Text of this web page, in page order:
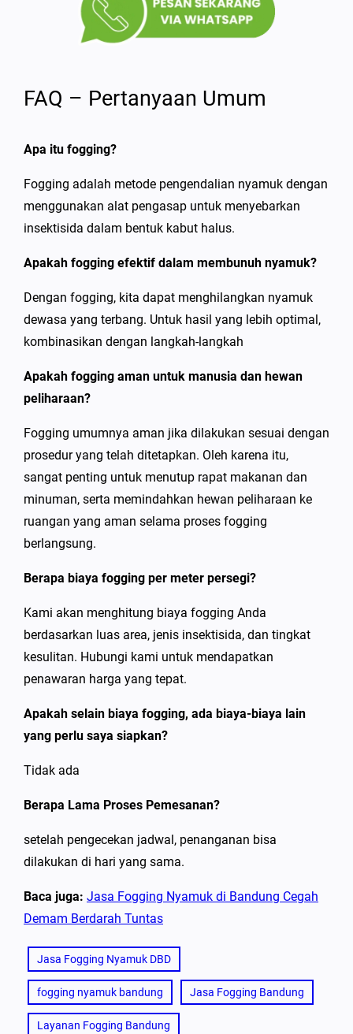
FAQ – Pertanyaan Umum
Apa itu fogging?
Fogging adalah metode pengendalian nyamuk dengan
menggunakan alat pengasap untuk menyebarkan
insektisida dalam bentuk kabut halus.
Apakah fogging efektif dalam membunuh nyamuk?
Dengan fogging, kita dapat menghilangkan nyamuk
dewasa yang terbang. Untuk hasil yang lebih optimal,
kombinasikan dengan langkah-langkah
Apakah fogging aman untuk manusia dan hewan
peliharaan?
Fogging umumnya aman jika dilakukan sesuai dengan
prosedur yang telah ditetapkan. Oleh karena itu,
sangat penting untuk menutup rapat makanan dan
minuman, serta memindahkan hewan peliharaan ke
ruangan yang aman selama proses fogging
berlangsung.
Berapa biaya fogging per meter persegi?
Kami akan menghitung biaya fogging Anda
berdasarkan luas area, jenis insektisida, dan tingkat
kesulitan. Hubungi kami untuk mendapatkan
penawaran harga yang tepat.
Apakah selain biaya fogging, ada biaya-biaya lain
yang perlu saya siapkan?
Tidak ada
Berapa Lama Proses Pemesanan?
setelah pengecekan jadwal, penanganan bisa
dilakukan di hari yang sama.
Baca juga: Jasa Fogging Nyamuk di Bandung Cegah
Demam Berdarah Tuntas
Jasa Fogging Nyamuk DBD
fogging nyamuk bandung Jasa Fogging Bandung
Layanan Fogging Bandung